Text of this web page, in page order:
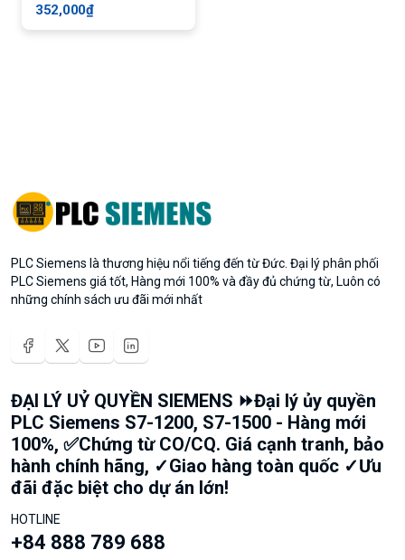
352,000₫
PLC Siemens là thương hiệu nổi tiếng đến từ Đức. Đại lý phân phối
PLC Siemens giá tốt, Hàng mới 100% và đầy đủ chứng từ, Luôn có
những chính sách ưu đãi mới nhất
ĐẠI LÝ UỶ QUYỀN SIEMENS ⏩Đại lý ủy quyền
PLC Siemens S7-1200, S7-1500 - Hàng mới
100%, ✅Chứng từ CO/CQ. Giá cạnh tranh, bảo
hành chính hãng, ✓Giao hàng toàn quốc ✓Ưu
đãi đặc biệt cho dự án lớn!
HOTLINE
+84 888 789 688